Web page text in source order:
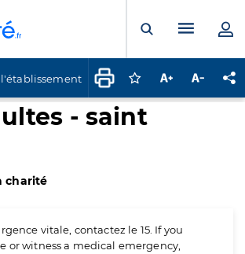
Ouvrir laMenu
l'établissement Connectez-vous
Augmenter la
- saint
charité
vitale, contactez le 15. If you
or witness a medical emergency,